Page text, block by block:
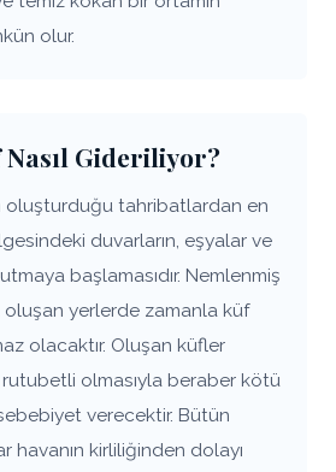
olur.
Nasıl Gideriliyor?
oluşturduğu tahribatlardan en
duvarların, eşyalar ve
başlamasıdır. Nemlenmiş
yerlerde zamanla küf
olacaktır. Oluşan küfler
rutubetli olmasıyla beraber kötü
verecektir. Bütün
havanın kirliliğinden dolayı